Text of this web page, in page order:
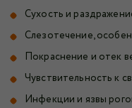
Сухость и
Слезотечение,
Покраснение и отек
Чувствительность к
Инфекции и язвы